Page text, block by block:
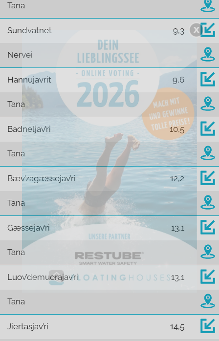
Tana
Sundvatnet 9,3
Nervei
Hannujavrit 9,6
Tana
Badneljav’ri 10,5
Tana
Bæv’zagæssejav’ri 12,2
Tana
Gæssejav’ri 13,1
Tana
Luov’demuorajav’ri 13,1
Tana
Jiertasjav’ri 14,5